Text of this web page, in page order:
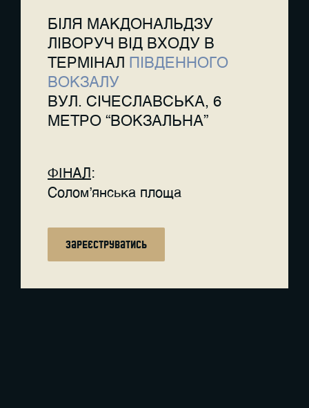
БІЛЯ МАКДОНАЛЬДЗУ
ЛІВОРУЧ ВІД ВХОДУ В
ТЕРМІНАЛ
ПІВДЕННОГО
ВОКЗАЛУ
ВУЛ. СІЧЕСЛАВСЬКА, 6
МЕТРО “ВОКЗАЛЬНА”
ФІНАЛ:
Соломʼянська площа
зареєструватись